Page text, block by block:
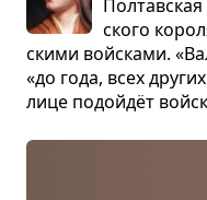
ского
скими войсками.
«до года, всех
лице подойдёт